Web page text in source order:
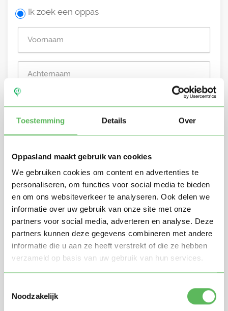
Toestemming Details Over
Oppasland maakt gebruik van cookies
We gebruiken cookies om content en advertenties te
personaliseren, om functies voor social media te bieden
en om ons websiteverkeer te analyseren. Ook delen we
informatie over uw gebruik van onze site met onze
partners voor social media, adverteren en analyse. Deze
partners kunnen deze gegevens combineren met andere
informatie die u aan ze heeft verstrekt of die ze hebben
verzameld op basis van uw gebruik van hun services.
Noodzakelijk
Ik zoek een oppas
Stuur mij nieuwe profielen in mijn omgeving per
e-mail
Door te registreren ga je akkoord met deAlgemene
voorwaardenvan Oppasland.
Gratis aanmelden